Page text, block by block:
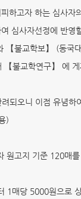
하고자 하는 심사
심사자선정에 반영
【불교학보】 (동
【불교학연구】 에
되오니 이점 유념하
)
고지 기준 120매
1매당 5000원으로